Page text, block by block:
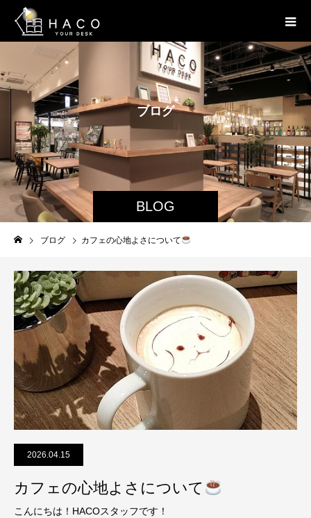
BLOG
ブログ
ブログ カフェの心地よさについて
2026.04.15
カフェの心地よさについて
こんにちは！HACOスタッフです！